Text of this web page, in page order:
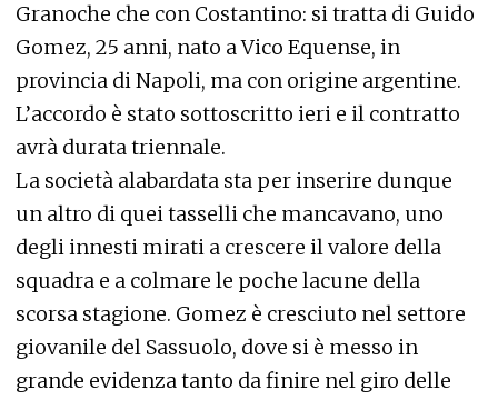
Granoche che con Costantino: si tratta di Guido
Gomez, 25 anni, nato a Vico Equense, in
provincia di Napoli, ma con origine argentine.
L’accordo è stato sottoscritto ieri e il contratto
avrà durata triennale.
La società alabardata sta per inserire dunque
un altro di quei tasselli che mancavano, uno
degli innesti mirati a crescere il valore della
squadra e a colmare le poche lacune della
scorsa stagione. Gomez è cresciuto nel settore
giovanile del Sassuolo, dove si è messo in
grande evidenza tanto da finire nel giro delle